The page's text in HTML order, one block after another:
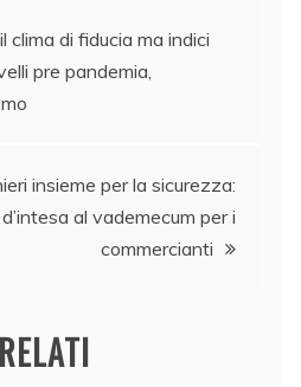
A
p
p
vi
di
clima di fiducia ma indici
pre pandemia,
insieme per la sicurezza:
al vademecum per i
commercianti